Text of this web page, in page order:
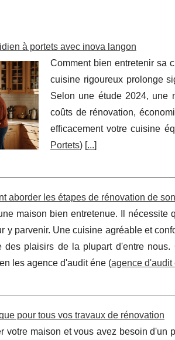
à portets avec inova langon
Comment bien entretenir sa
cuisine rigoureux prolonge
Selon une étude 2024, une
coûts de rénovation,
efficacement votre cuisine
Portets) [...]
aborder les étapes de rénovation de
maison bien entretenue. Il
y parvenir. Une cuisine agréable et
des plaisirs de la plupart d'entre
les agence d'audit éne (agence d'audit
pour tous vos travaux de rénovation
votre maison et vous avez besoin d'un